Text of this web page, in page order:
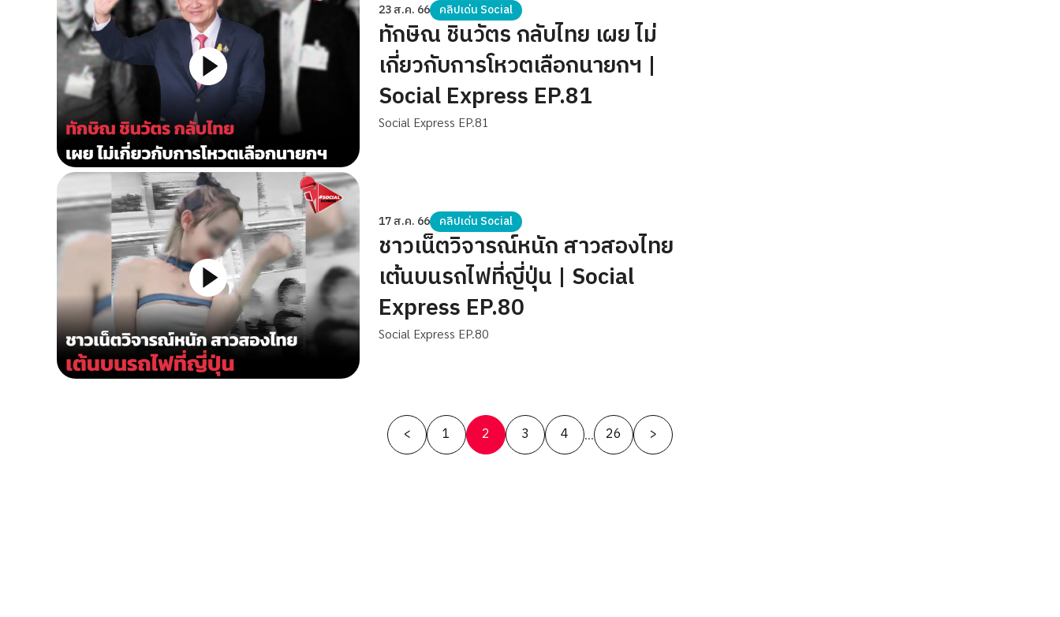
23 ส.ค. 66 คลิปเด่น Social
ทักษิณ ชินวัตร กลับไทย เผย ไม่
เกี่ยวกับการโหวตเลือกนายกฯ |
Social Express EP.81
Social Express EP.81
17 ส.ค. 66 คลิปเด่น Social
ชาวเน็ตวิจารณ์หนัก สาวสองไทย
เต้นบนรถไฟที่ญี่ปุ่น | Social
Express EP.80
Social Express EP.80
Posts
pagination
< 1 2 3 4 … 26 >